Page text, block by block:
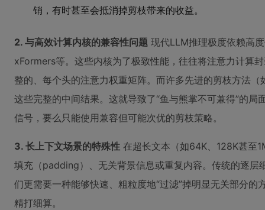
销，有时甚至会抵消掉剪枝带来的收益。
2. 与高效计算内核的兼容性问题 现代LLM推理极度依赖高
xFormers等。这些内核为了极致性能，往往将注意力计算
整的、每个头的注意力权重矩阵。而许多先进的剪枝方法
这些完整的中间结果。这就导致了“鱼与熊掌不可兼得”的
信号，要么只能使用兼容但可能次优的剪枝策略。
3. 长上下文场景的特殊性 在超长文本（如64K、128K甚至
填充（padding）、无关背景信息或重复内容。传统的逐层
们更需要一种能够快速、粗粒度地“过滤”掉明显无关部分
精打细算。